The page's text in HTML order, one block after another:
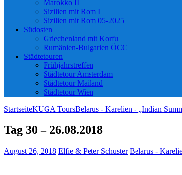
Marokko II
Sizilien mit Rom I
Sizilien mit Rom 05-2025
Südosten
Griechenland mit Korfu
Rumänien-Bulgarien ÖCC
Städtetouren
Frühjahrstreffen
Städtetour Amsterdam
Städtetour Mailand
Städtetour Wien
StartseiteKUGA ToursBelarus - Karelien - „Indian
Tag 30 – 26.08.2018
August 26, 2018 Elfie & Peter Schuster Belarus -